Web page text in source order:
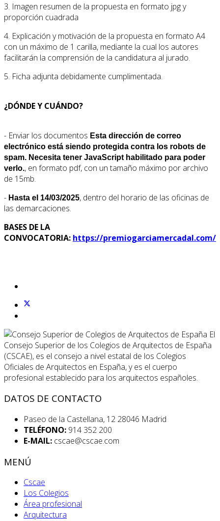
3. Imagen resumen de la propuesta en formato jpg y
proporción cuadrada
4. Explicación y motivación de la propuesta en formato A4
con un máximo de 1 carilla, mediante la cual los autores
facilitarán la comprensión de la candidatura al jurado.
5. Ficha adjunta debidamente cumplimentada.
¿DÓNDE Y CUÁNDO?
- Enviar los documentos Esta dirección de correo
electrónico está siendo protegida contra los robots de
spam. Necesita tener JavaScript habilitado para poder
verlo., en formato pdf, con un tamaño máximo por archivo
de 15mb.
- Hasta el 14/03/2025, dentro del horario de las oficinas de
las demarcaciones.
BASES DE LA
CONVOCATORIA: https://premiogarciamercadal.com/
El
Consejo Superior de los Colegios de Arquitectos de España
(CSCAE), es el consejo a nivel estatal de los Colegios
Oficiales de Arquitectos en España, y es el cuerpo
profesional establecido para los arquitectos españoles.
DATOS DE CONTACTO
Paseo de la Castellana, 12 28046 Madrid
TELÉFONO: 914 352 200
E-MAIL: cscae@cscae.com
MENÚ
Cscae
Los Colegios
Área profesional
Arquitectura